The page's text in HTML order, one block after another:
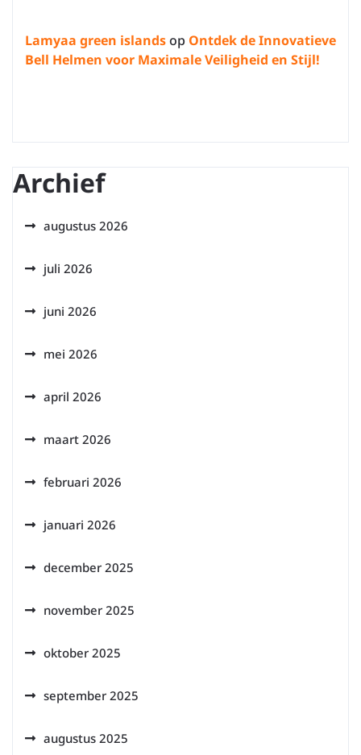
Lamyaa green islandsop Ontdek de Innovatieve
Bell Helmen voor Maximale Veiligheid en Stijl!
Archief
augustus 2026
juli 2026
juni 2026
mei 2026
april 2026
maart 2026
februari 2026
januari 2026
december 2025
november 2025
oktober 2025
september 2025
augustus 2025